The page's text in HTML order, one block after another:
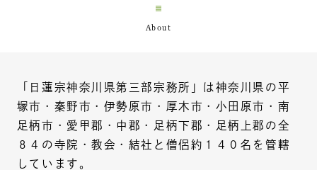
「日蓮宗神奈川県第三部宗務所」は神奈川県の平
塚市・秦野市・伊勢原市・厚木市・小田原市・南
足柄市・愛甲郡・中郡・足柄下郡・足柄上郡の全
８４の寺院・教会・結社と僧侶約１４０名を管轄
しています。